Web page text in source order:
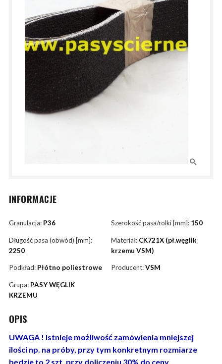
INFORMACJE
Granulacja: P36 Szerokość pasa/rolki [mm]: 150
Długość pasa (obwód) [mm]:
2250
Materiał: CK721X (pł.węglik
krzemu VSM)
Podkład: Płótno poliestrowe Producent:VSM
Grupa: PASY WĘGLIK
KRZEMU
OPIS
UWAGA ! Istnieje możliwość zamówienia mniejszej
ilości np. na próby, przy tym konkretnym rozmiarze
będzie to 2 szt. przy doliczeniu 30% do ceny